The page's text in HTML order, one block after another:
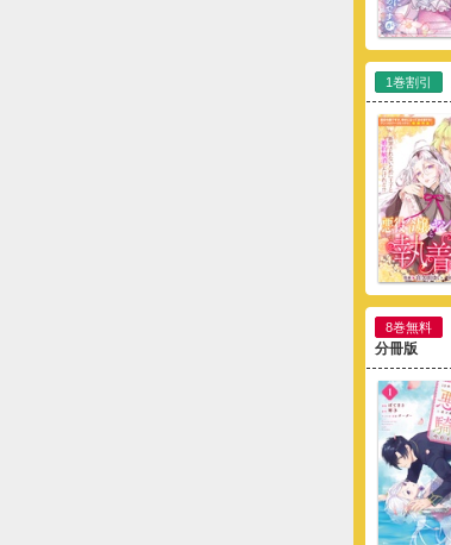
1巻割引
8巻無料
分冊版